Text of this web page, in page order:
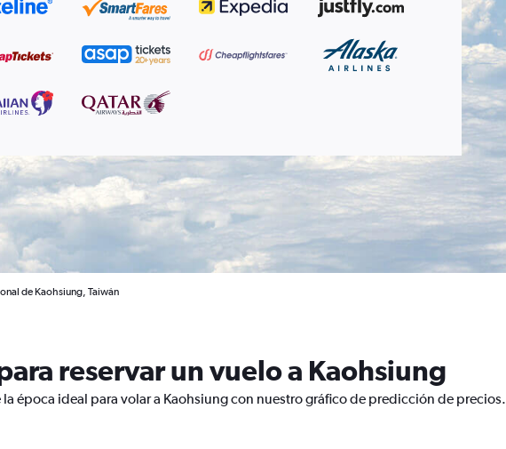
de Kaohsiung, Taiwán
reservar un vuelo a Kaohsiung
época ideal para volar a Kaohsiung con nuestro gráfico de predicción de precios.